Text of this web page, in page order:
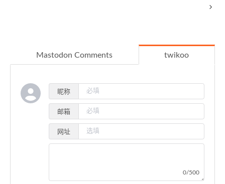
Mastodon Comments twikoo
昵称
邮箱
网址
0/500